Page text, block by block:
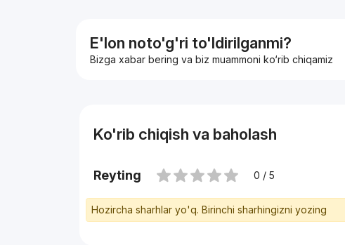
E'lon noto'g'ri to'ldirilganmi?
Bizga xabar bering va biz muammoni ko‘rib chiqamiz
Ko'rib chiqish va baholash
Reyting 0 / 5
Hozircha sharhlar yo'q. Birinchi sharhingizni yozing